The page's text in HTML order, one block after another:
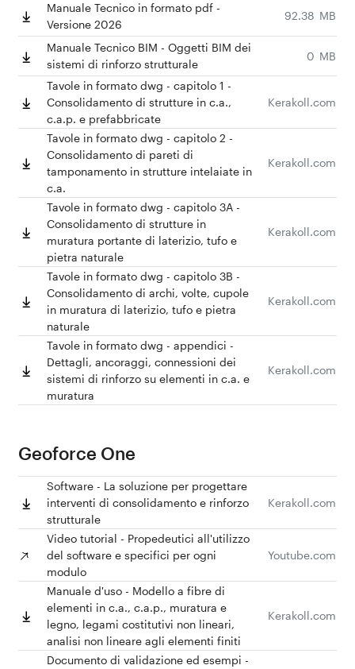
Manuale Tecnico in formato pdf -
Versione 2026
92.38 MB
Manuale Tecnico BIM - Oggetti BIM dei
sistemi di rinforzo strutturale
0 MB
Tavole in formato dwg - capitolo 1 -
Consolidamento di strutture in c.a.,
c.a.p. e prefabbricate
Kerakoll.com
Tavole in formato dwg - capitolo 2 -
Consolidamento di pareti di
tamponamento in strutture intelaiate in
c.a.
Kerakoll.com
Tavole in formato dwg - capitolo 3A -
Consolidamento di strutture in
muratura portante di laterizio, tufo e
pietra naturale
Kerakoll.com
Tavole in formato dwg - capitolo 3B -
Consolidamento di archi, volte, cupole
in muratura di laterizio, tufo e pietra
naturale
Kerakoll.com
Tavole in formato dwg - appendici -
Dettagli, ancoraggi, connessioni dei
sistemi di rinforzo su elementi in c.a. e
muratura
Kerakoll.com
Geoforce One
Software - La soluzione per progettare
interventi di consolidamento e rinforzo
strutturale
Kerakoll.com
Video tutorial - Propedeutici all'utilizzo
del software e specifici per ogni
modulo
Youtube.com
Manuale d'uso - Modello a fibre di
elementi in c.a., c.a.p., muratura e
legno, legami costitutivi non lineari,
analisi non lineare agli elementi finiti
Kerakoll.com
Documento di validazione ed esempi -